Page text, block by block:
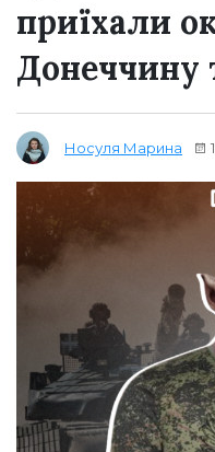
приїхали
Донеччину
Носуля Марина